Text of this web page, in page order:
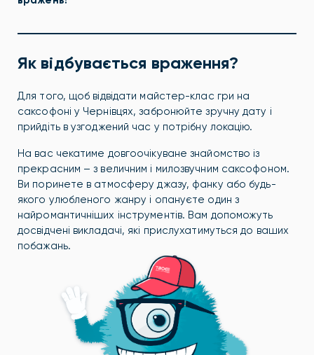
Як відбувається враження?
Для того, щоб відвідати майстер-клас гри на
саксофоні у Чернівцях, забронюйте зручну дату і
прийдіть в узгоджений час у потрібну локацію.
На вас чекатиме довгоочікуване знайомство із
прекрасним – з величним і милозвучним саксофоном.
Ви поринете в атмосферу джазу, фанку або будь-
якого улюбленого жанру і опануєте один з
найромантичніших інструментів. Вам допоможуть
досвідчені викладачі, які прислухатимуться до ваших
побажань.